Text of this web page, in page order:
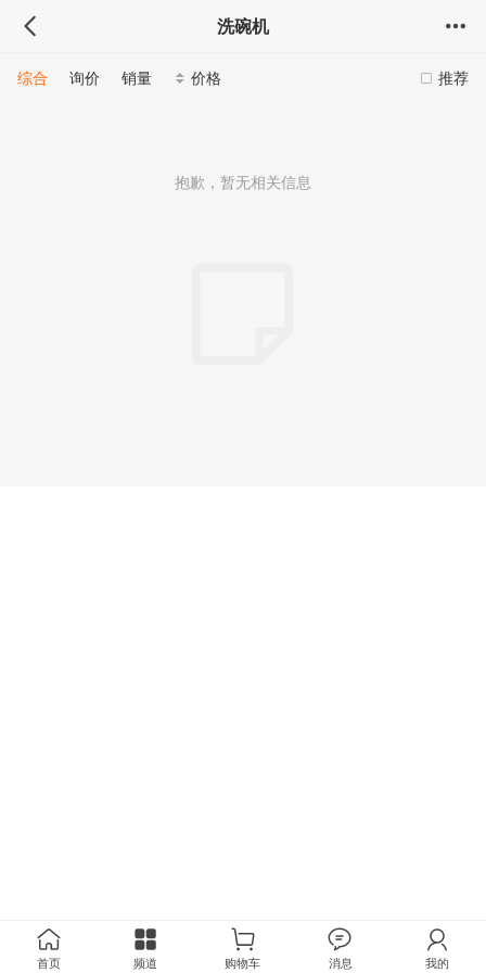
洗碗机
推荐
综合 询价 销量 价格
抱歉，暂无相关信息
首页 频道 购物车 消息 我的